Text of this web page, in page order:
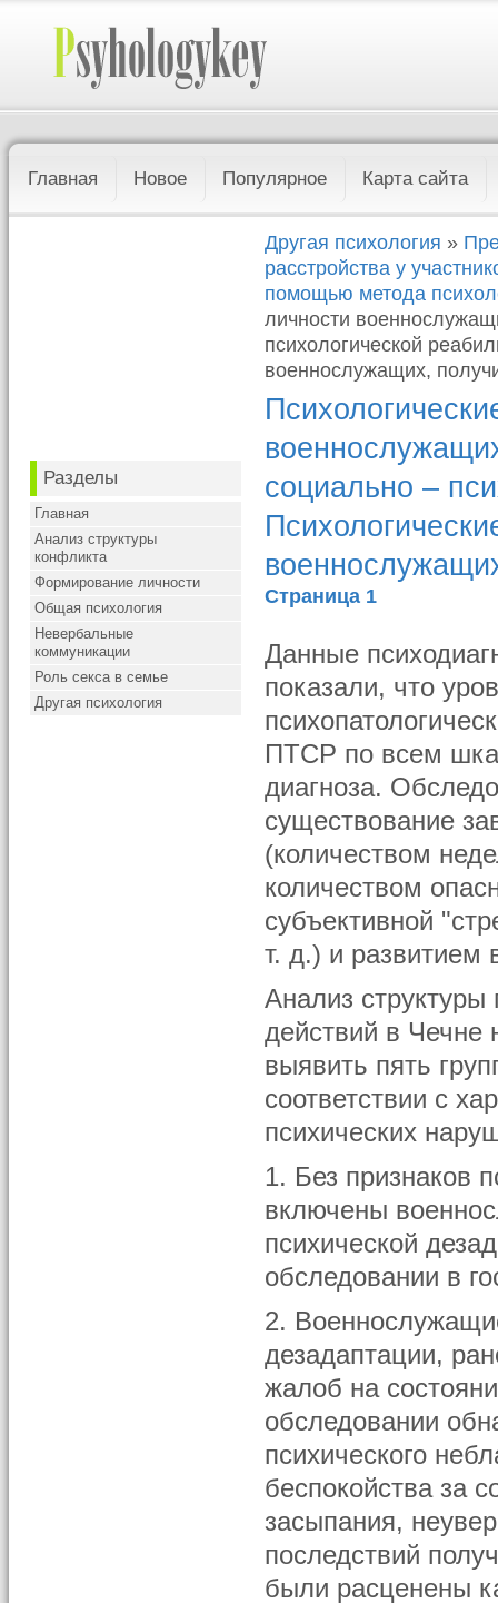
Главная Новое Популярное Карта сайта
Разделы
Главная
Анализ структуры
конфликта
Формирование личности
Общая психология
Невербальные
коммуникации
Роль секса в семье
Другая психология
Другая психология »
расстройства у
помощью метода
личности
психологической
военнослужащих,
социально –
Страница 1
Данные
показали, что
ПТСР по всем
диагноза.
существование
(количеством
количеством
субъективной
т. д.) и
Анализ структуры
действий в Чечне
выявить пять
соответствии с
психических
1. Без признаков
включены
психической
обследовании в
2.
дезадаптации,
жалоб на
обследовании
психического
беспокойства за
засыпания,
последствий
были расценены